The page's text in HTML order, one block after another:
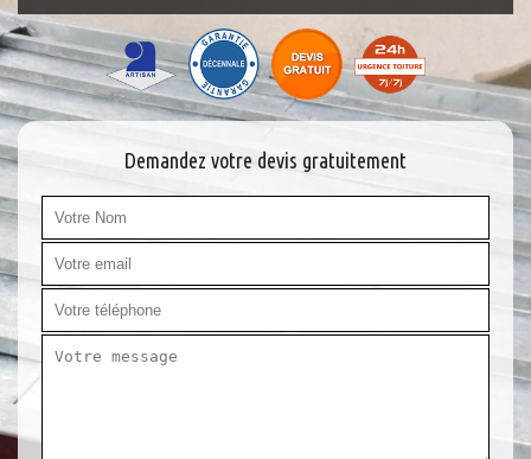
Ravalement et peinture mur extérieur 78
Demandez votre devis gratuitement